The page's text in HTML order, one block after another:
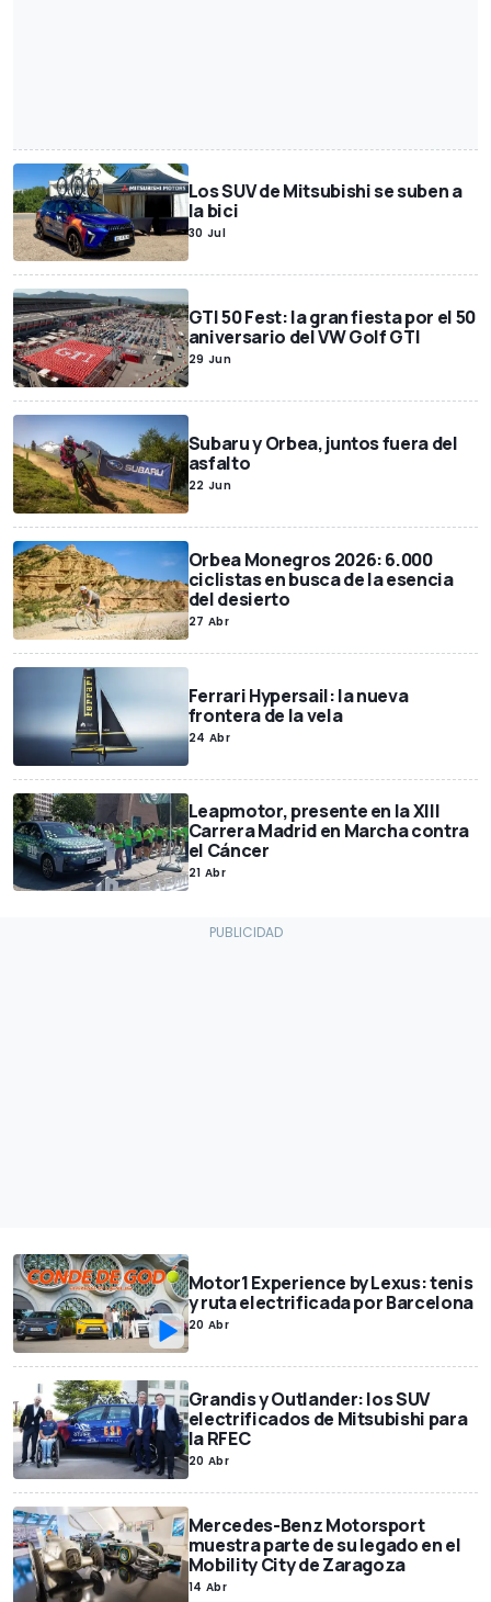
Los SUV de Mitsubishi se suben a
la bici
30 Jul
GTI 50 Fest: la gran fiesta por el 50
aniversario del VW Golf GTI
29 Jun
Subaru y Orbea, juntos fuera del
asfalto
22 Jun
Orbea Monegros 2026: 6.000
ciclistas en busca de la esencia
del desierto
27 Abr
Ferrari Hypersail: la nueva
frontera de la vela
24 Abr
Leapmotor, presente en la XIII
Carrera Madrid en Marcha contra
el Cáncer
21 Abr
Motor1 Experience by Lexus: tenis
y ruta electrificada por Barcelona
20 Abr
Grandis y Outlander: los SUV
electrificados de Mitsubishi para
la RFEC
20 Abr
Mercedes-Benz Motorsport
muestra parte de su legado en el
Mobility City de Zaragoza
14 Abr